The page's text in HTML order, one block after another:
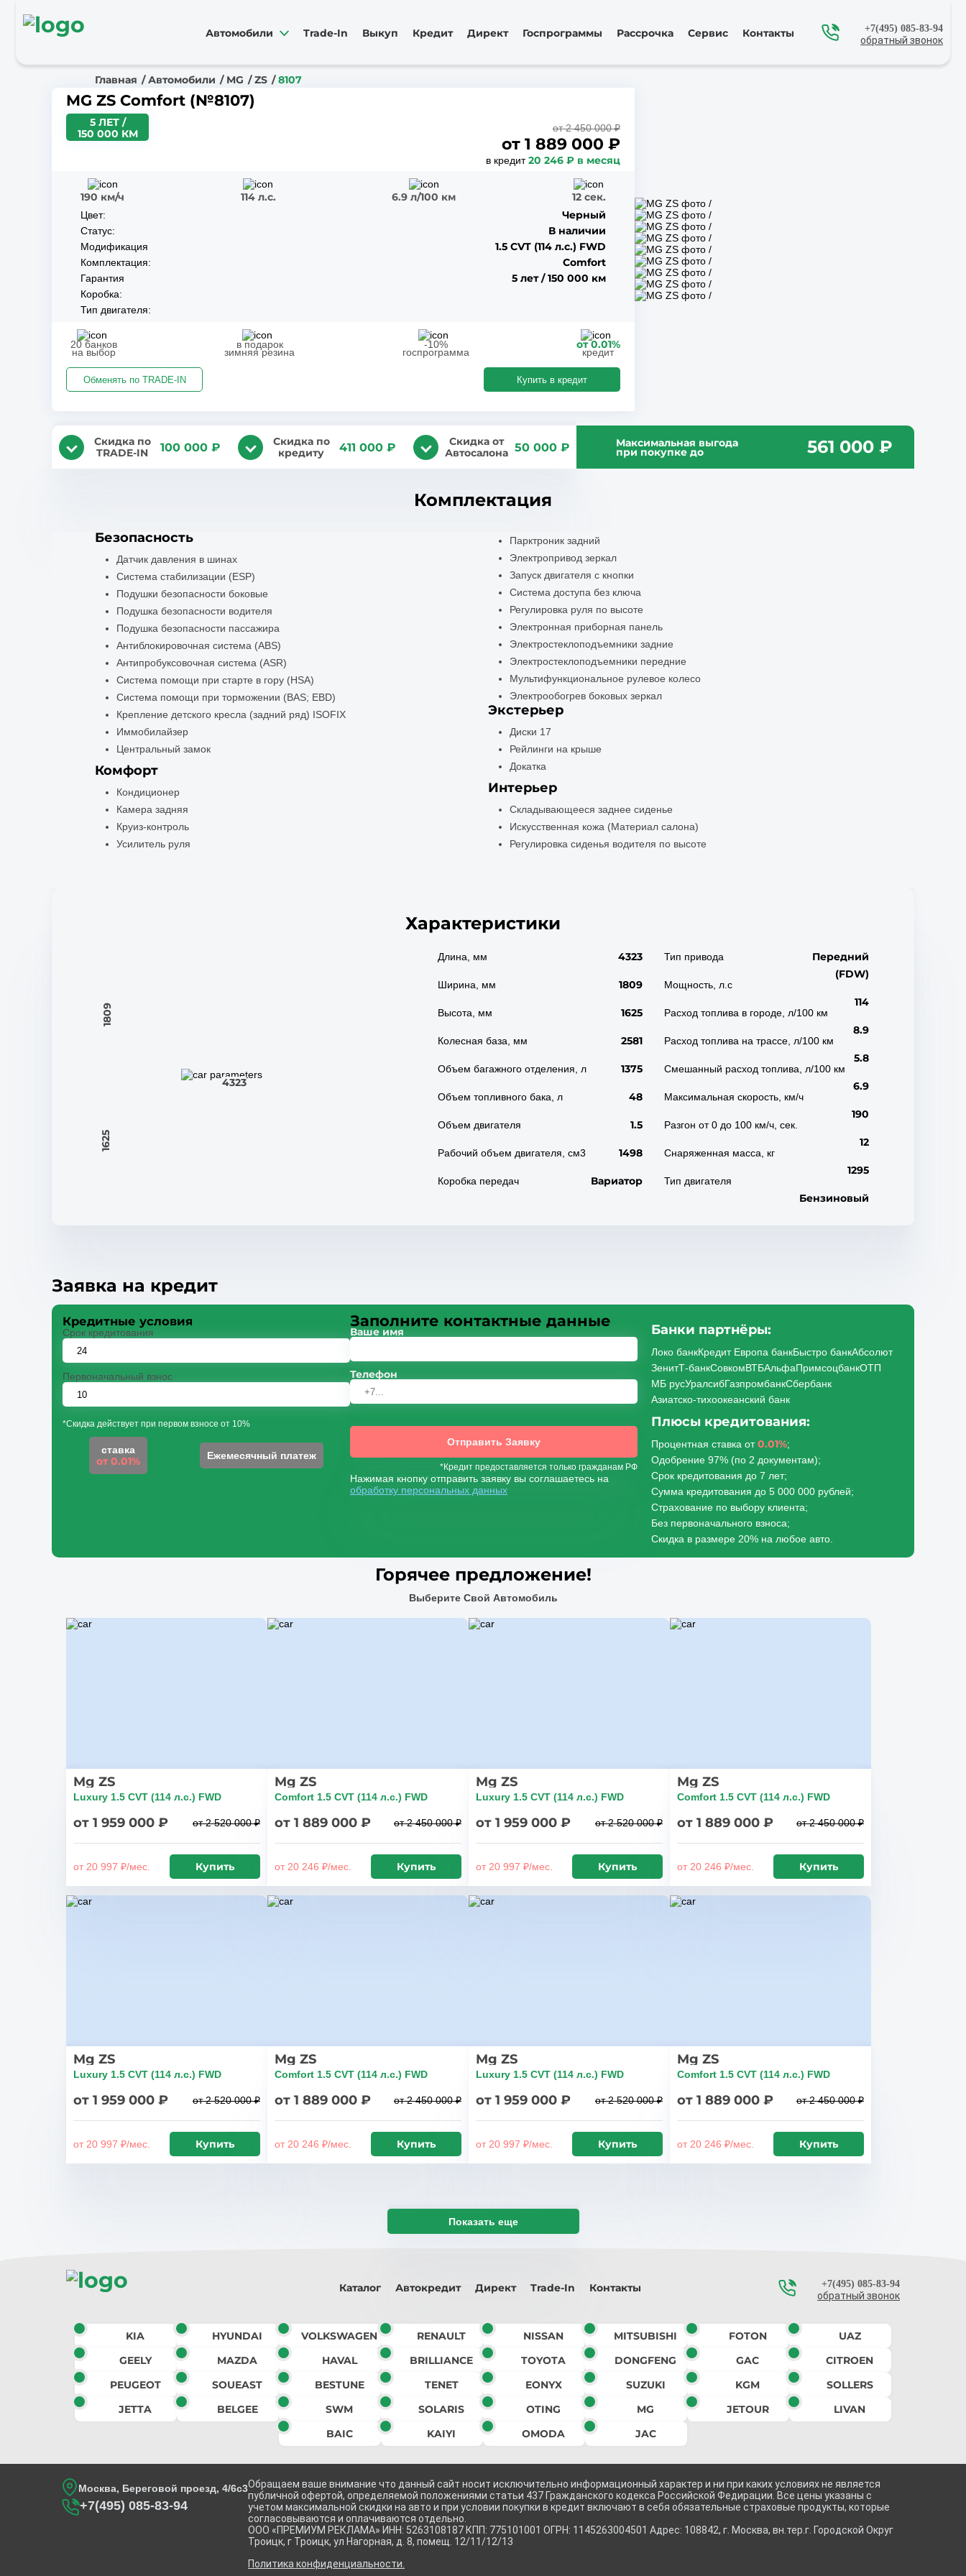
Автомобили Trade-In Выкуп Кредит Директ Госпрограммы Рассрочка Сервис Контакты +7(495) 085-83-94
обратный звонок
Главная Автомобили MG ZS 8107
MG ZS Comfort (№8107)
5 ЛЕТ /
150 000 КМ
от 2 450 000 ₽
от 1 889 000 ₽
в кредит20 246 ₽ в месяц
190 км/ч 114 л.с. 6.9 л/100 км 12 сек.
Цвет:
Статус:
Модификация
Комплектация:
Гарантия
Коробка:
Тип двигателя:
Черный
В наличии
1.5 CVT (114 л.с.) FWD
Comfort
5 лет / 150 000 км
20 банков
на выбор
в подарок
зимняя резина
-10%
госпрограмма
от 0.01%
кредит
Обменять по TRADE-IN Купить в кредит
Скидка по
TRADE-IN
100 000 ₽
Скидка по
кредиту
411 000 ₽
Скидка от
Автосалона 50 000 ₽ Максимальная выгода
при покупке до 561 000 ₽
Комплектация
Безопасность
Датчик давления в шинах
Система стабилизации (ESP)
Подушки безопасности боковые
Подушка безопасности водителя
Подушка безопасности пассажира
Антиблокировочная система (ABS)
Антипробуксовочная система (ASR)
Система помощи при старте в гору (HSA)
Система помощи при торможении (BAS; EBD)
Крепление детского кресла (задний ряд) ISOFIX
Иммобилайзер
Центральный замок
Комфорт
Кондиционер
Камера задняя
Круиз-контроль
Усилитель руля
Парктроник задний
Электропривод зеркал
Запуск двигателя с кнопки
Система доступа без ключа
Регулировка руля по высоте
Электронная приборная панель
Электростеклоподъемники задние
Электростеклоподъемники передние
Мультифункциональное рулевое колесо
Электрообогрев боковых зеркал
Экстерьер
Диски 17
Рейлинги на крыше
Докатка
Интерьер
Складывающееся заднее сиденье
Искусственная кожа (Материал салона)
Регулировка сиденья водителя по высоте
Характеристики
4323
1809
1625
Длина, мм
Ширина, мм
Высота, мм
Колесная база, мм
Объем багажного отделения, л
Объем топливного бака, л
Объем двигателя
Рабочий объем двигателя, см3
Коробка передач
4323
1809
1625
2581
1375
48
1.5
1498
Вариатор
Тип привода
Мощность, л.с
Расход топлива в городе, л/100 км
Расход топлива на трассе, л/100 км
Смешанный расход топлива, л/100 км
Максимальная скорость, км/ч
Разгон от 0 до 100 км/ч, сек.
Снаряженная масса, кг
Тип двигателя
Передний
(FDW)
114
8.9
5.8
6.9
190
12
1295
Бензиновый
Заявка на кредит
Кредитные условия
Срок кредитования
Первоначальный взнос
*Скидка действует при первом взносе от 10%
ставка
от 0.01% Ежемесячный платеж
Заполните контактные данные
Ваше имя
Телефон
Отправить Заявку
*Кредит предоставляется только гражданам РФ
Нажимая кнопку отправить заявку вы соглашаетесь на
обработку персональных данных
Банки партнёры:
Локо банкКредит Европа банкБыстро банкАбсолют
ЗенитТ-банкСовкомВТБАльфаПримсоцбанкОТП
МБ русУралсибГазпромбанкСбербанк
Азиатско-тихоокеанский банк
Плюсы кредитования:
Процентная ставка от0.01%;
Одобрение 97% (по 2 документам);
Срок кредитования до 7 лет;
Сумма кредитования до 5 000 000 рублей;
Страхование по выбору клиента;
Без первоначального взноса;
Скидка в размере 20% на любое авто.
Горячее предложение!
Выберите Свой Автомобиль
Mg ZS
Luxury 1.5 CVT (114 л.с.) FWD
от 1 959 000 ₽ от 2 520 000 ₽
от 20 997 ₽/мес. Купить
Mg ZS
Comfort 1.5 CVT (114 л.с.) FWD
от 1 889 000 ₽ от 2 450 000 ₽
от 20 246 ₽/мес. Купить
Mg ZS
Luxury 1.5 CVT (114 л.с.) FWD
от 1 959 000 ₽ от 2 520 000 ₽
от 20 997 ₽/мес. Купить
Mg ZS
Comfort 1.5 CVT (114 л.с.) FWD
от 1 889 000 ₽ от 2 450 000 ₽
от 20 246 ₽/мес. Купить
Mg ZS
Luxury 1.5 CVT (114 л.с.) FWD
от 1 959 000 ₽ от 2 520 000 ₽
от 20 997 ₽/мес. Купить
Mg ZS
Comfort 1.5 CVT (114 л.с.) FWD
от 1 889 000 ₽ от 2 450 000 ₽
от 20 246 ₽/мес. Купить
Mg ZS
Luxury 1.5 CVT (114 л.с.) FWD
от 1 959 000 ₽ от 2 520 000 ₽
от 20 997 ₽/мес. Купить
Mg ZS
Comfort 1.5 CVT (114 л.с.) FWD
от 1 889 000 ₽ от 2 450 000 ₽
от 20 246 ₽/мес. Купить
Показать еще
Каталог Автокредит Директ Trade-In Контакты +7(495) 085-83-94
обратный звонок
KIA HYUNDAI VOLKSWAGEN RENAULT NISSAN MITSUBISHI FOTON
UAZ
GEELY
MAZDA HAVAL BRILLIANCE TOYOTA DONGFENG GAC
CITROEN
PEUGEOT
SOUEAST BESTUNE TENET EONYX SUZUKI KGM
SOLLERS
JETTA
BELGEE SWM SOLARIS OTING MG JETOUR
LIVAN
BAIC
KAIYI OMODA JAC
Москва, Береговой проезд, 4/6с3
+7(495) 085-83-94
Обращаем ваше внимание что данный сайт носит исключительно информационный характер и ни при каких условиях не является
публичной офертой, определяемой положениями статьи 437 Гражданского кодекса Российской Федирации. Все цены указаны с
учетом максимальной скидки на авто и при условии покупки в кредит включают в себя обязательные страховые продукты, которые
согласовываются и оплачиваются отдельно.
ООО «ПРЕМИУМ РЕКЛАМА» ИНН: 5263108187 КПП: 775101001 ОГРН: 1145263004501 Адрес: 108842, г. Москва, вн.тер.г. Городской Округ
Троицк, г Троицк, ул Нагорная, д. 8, помещ. 12/11/12/13
Политика конфиденциальности.